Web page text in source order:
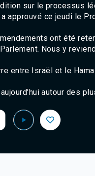
sur le processus
approuvé ce jeudi le
ont été
Nous y
entre Israël et le
autour des